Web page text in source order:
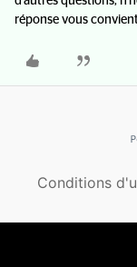
réponse vous
Conditions